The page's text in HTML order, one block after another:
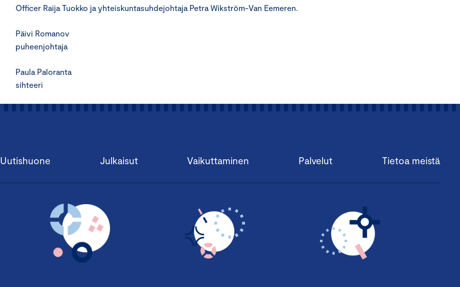
Officer Raija Tuokko ja yhteiskuntasuhdejohtaja Petra Wikström-Van Eemeren.
Päivi Romanov
puheenjohtaja
Paula Paloranta
sihteeri
Uutishuone Julkaisut Vaikuttaminen Palvelut Tietoa meistä